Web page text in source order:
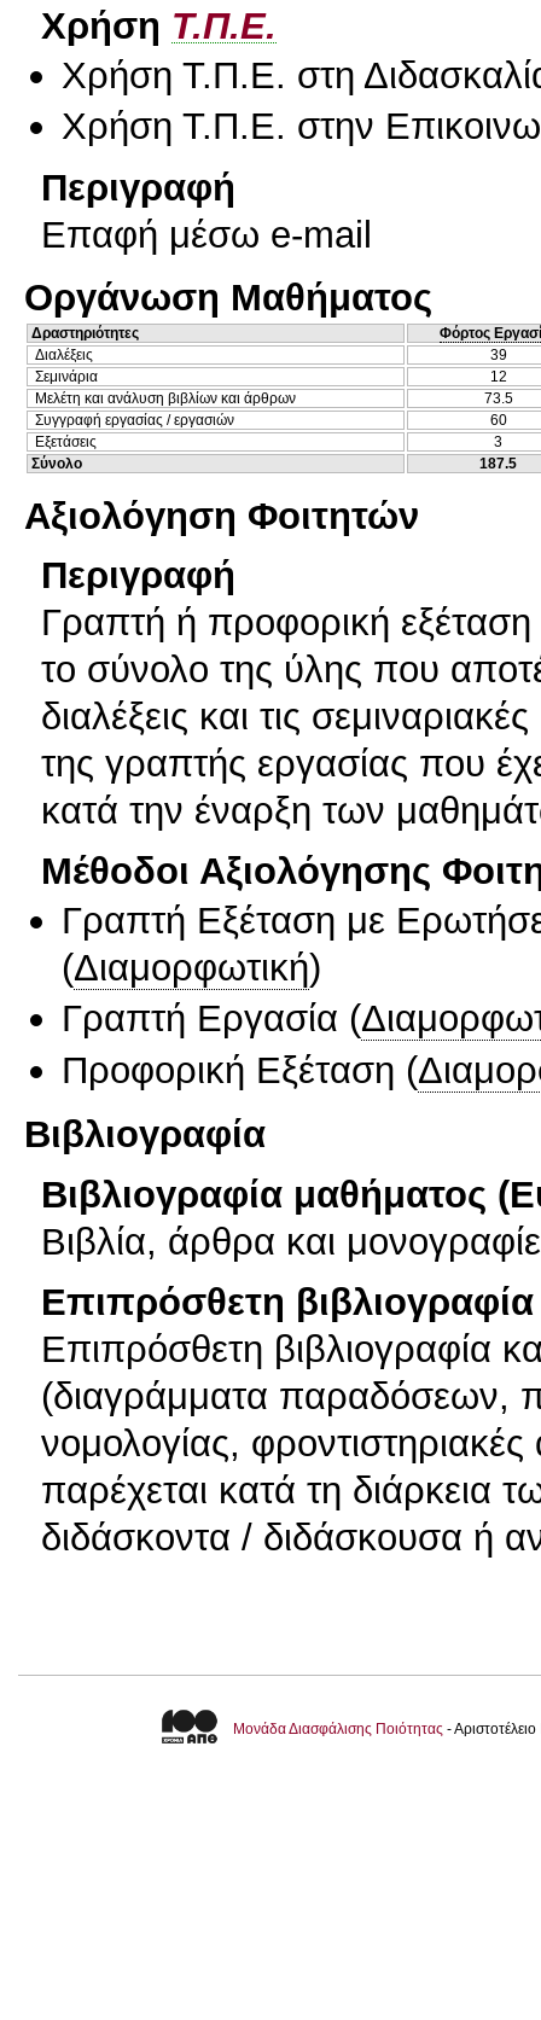
Χρήση Τ.Π.Ε.
Χρήση Τ.Π.Ε. στη
Χρήση Τ.Π.Ε. στην
Περιγραφή
Επαφή μέσω e-mail
Οργάνωση Μαθήματος
Δραστηριότητες
Φόρτος
Διαλέξεις
39
Σεμινάρια
12
Μελέτη και ανάλυση βιβλίων και άρθρων
73.5
Συγγραφή εργασίας / εργασιών
60
Εξετάσεις
3
Σύνολο
187.5
Αξιολόγηση Φοιτητών
Περιγραφή
Γραπτή ή προφορική
το σύνολο της ύλης που
διαλέξεις και τις
της γραπτής εργασίας που
κατά την έναρξη των
Μέθοδοι Αξιολόγησης
Γραπτή Εξέταση με
(Διαμορφωτική)
Γραπτή Εργασία (
Προφορική Εξέταση (
Βιβλιογραφία
Βιβλιογραφία μαθήματος
Βιβλία, άρθρα και
Επιπρόσθετη βιβλιογραφία
Επιπρόσθετη βιβλιογραφία
(διαγράμματα παραδόσεων,
νομολογίας,
παρέχεται κατά τη διάρκεια
διδάσκοντα / διδάσκουσα ή
Μονάδα Διασφάλισης Ποιότητας -